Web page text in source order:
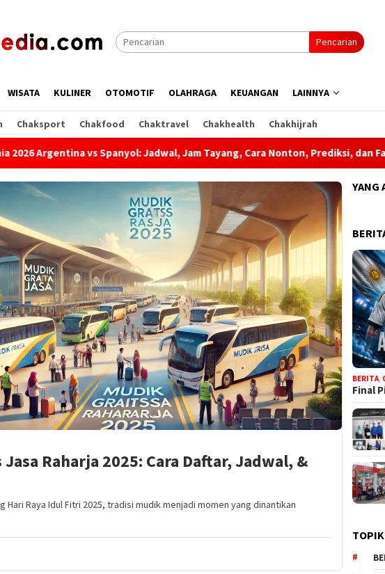
Pencarian
WISATA KULINER OTOMOTIF OLAHRAGA KEUANGAN LAINNYA
Chaksport Chakfood Chaktravel Chakhealth Chakhijrah
Jadwal, Jam Tayang, Cara Nonton, Prediksi, dan Fakta Menarik
Raharja 2025: Cara Daftar, Jadwal, &
Hari Raya Idul Fitri 2025, tradisi mudik menjadi momen yang dinantikan
YANG
BERITA
Final